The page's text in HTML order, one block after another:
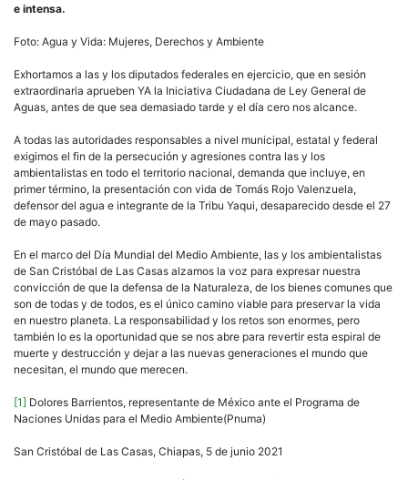
e intensa.
Foto: Agua y Vida: Mujeres, Derechos y Ambiente
Exhortamos a las y los diputados federales en ejercicio, que en sesión
extraordinaria aprueben YA la Iniciativa Ciudadana de Ley General de
Aguas, antes de que sea demasiado tarde y el día cero nos alcance.
A todas las autoridades responsables a nivel municipal, estatal y federal
exigimos el fin de la persecución y agresiones contra las y los
ambientalistas en todo el territorio nacional, demanda que incluye, en
primer término, la presentación con vida de Tomás Rojo Valenzuela,
defensor del agua e integrante de la Tribu Yaqui, desaparecido desde el 27
de mayo pasado.
En el marco del Día Mundial del Medio Ambiente, las y los ambientalistas
de San Cristóbal de Las Casas alzamos la voz para expresar nuestra
convicción de que la defensa de la Naturaleza, de los bienes comunes que
son de todas y de todos, es el único camino viable para preservar la vida
en nuestro planeta. La responsabilidad y los retos son enormes, pero
también lo es la oportunidad que se nos abre para revertir esta espiral de
muerte y destrucción y dejar a las nuevas generaciones el mundo que
necesitan, el mundo que merecen.
[1] Dolores Barrientos, representante de México ante el Programa de
Naciones Unidas para el Medio Ambiente(Pnuma)
San Cristóbal de Las Casas, Chiapas, 5 de junio 2021